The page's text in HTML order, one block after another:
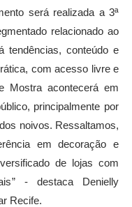
será realizada a 3ª
relacionado ao
tendências, conteúdo e
ática, com acesso livre e
Mostra aconteceráem
úblico, principalmente por
noivos. Ressaltamos,
ência em decoração e
de lojas com
” - destaca Denielly
Recife.